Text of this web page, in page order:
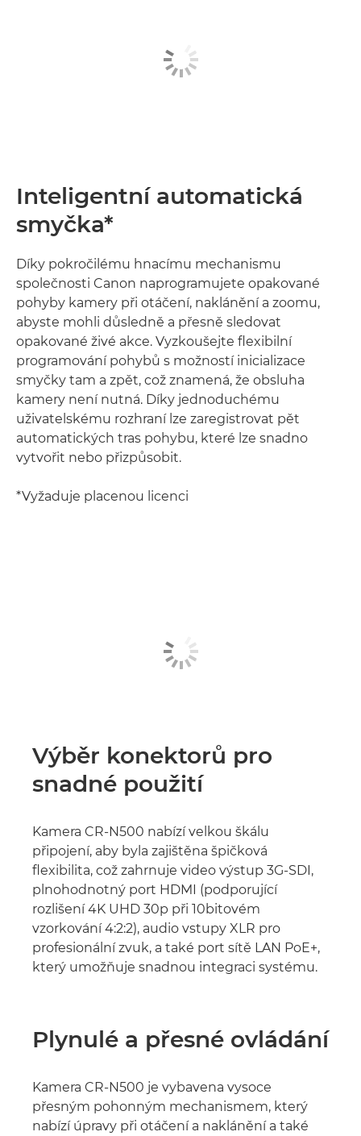
Inteligentní automatická
smyčka*
Díky pokročilému hnacímu mechanismu
společnosti Canon naprogramujete opakované
pohyby kamery při otáčení, naklánění a zoomu,
abyste mohli důsledně a přesně sledovat
opakované živé akce. Vyzkoušejte flexibilní
programování pohybů s možností inicializace
smyčky tam a zpět, což znamená, že obsluha
kamery není nutná. Díky jednoduchému
uživatelskému rozhraní lze zaregistrovat pět
automatických tras pohybu, které lze snadno
vytvořit nebo přizpůsobit.
*Vyžaduje placenou licenci
Výběr konektorů pro
snadné použití
Kamera CR-N500 nabízí velkou škálu
připojení, aby byla zajištěna špičková
flexibilita, což zahrnuje video výstup 3G-SDI,
plnohodnotný port HDMI (podporující
rozlišení 4K UHD 30p při 10bitovém
vzorkování 4:2:2), audio vstupy XLR pro
profesionální zvuk, a také port sítě LAN PoE+,
který umožňuje snadnou integraci systému.
Plynulé a přesné ovládání
Kamera CR-N500 je vybavena vysoce
přesným pohonným mechanismem, který
nabízí úpravy při otáčení a naklánění a také